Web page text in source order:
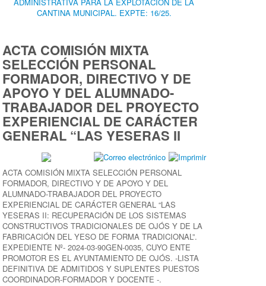
CANTINA MUNICIPAL. EXPTE: 16/25.
ACTA COMISIÓN MIXTA
SELECCIÓN PERSONAL
FORMADOR, DIRECTIVO Y DE
APOYO Y DEL ALUMNADO-
TRABAJADOR DEL PROYECTO
EXPERIENCIAL DE CARÁCTER
GENERAL “LAS YESERAS II
ACTA COMISIÓN MIXTA SELECCIÓN PERSONAL
FORMADOR, DIRECTIVO Y DE APOYO Y DEL
ALUMNADO-TRABAJADOR DEL PROYECTO
EXPERIENCIAL DE CARÁCTER GENERAL “LAS
YESERAS II: RECUPERACIÓN DE LOS SISTEMAS
CONSTRUCTIVOS TRADICIONALES DE OJÓS Y DE LA
FABRICACIÓN DEL YESO DE FORMA TRADICIONAL”.
EXPEDIENTE Nº- 2024-03-90GEN-0035, CUYO ENTE
PROMOTOR ES EL AYUNTAMIENTO DE OJÓS. -LISTA
DEFINITIVA DE ADMITIDOS Y SUPLENTES PUESTOS
COORDINADOR-FORMADOR Y DOCENTE -.